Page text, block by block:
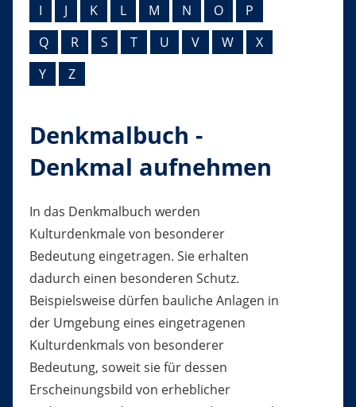
I
J K L M N O
P
Q
R S T U V W
X
Y
Z
Denkmalbuch -
Denkmal aufnehmen
In das Denkmalbuch werden
Kulturdenkmale von besonderer
Bedeutung eingetragen. Sie erhalten
dadurch einen besonderen Schutz.
Beispielsweise dürfen bauliche Anlagen in
der Umgebung eines eingetragenen
Kulturdenkmals von besonderer
Bedeutung, soweit sie für dessen
Erscheinungsbild von erheblicher